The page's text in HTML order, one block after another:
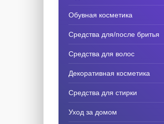
Обувная косметика
Средства для/после бритья
Средства для волос
Декоративная косметика
Средства для стирки
Уход за домом